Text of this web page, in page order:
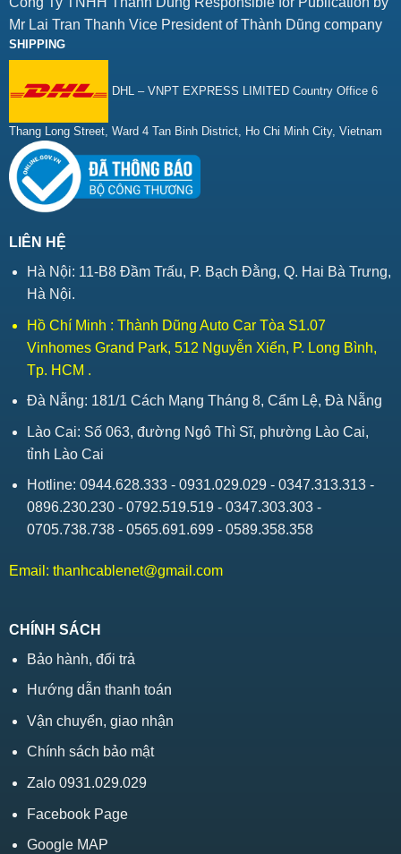
Mr Lai Tran Thanh Vice President of Thành Dũng company
SHIPPING
DHL – VNPT EXPRESS LIMITED Country Office 6
Thang Long Street, Ward 4 Tan Binh District, Ho Chi Minh City, Vietnam
LIÊN HỆ
Hà Nội: 11-B8 Đầm Trấu, P. Bạch Đằng, Q. Hai Bà Trưng,
Hà Nội.
Hồ Chí Minh : Thành Dũng Auto Car Tòa S1.07
Vinhomes Grand Park, 512 Nguyễn Xiển, P. Long Bình,
Tp. HCM .
Đà Nẵng: 181/1 Cách Mạng Tháng 8, Cẩm Lệ, Đà Nẵng
Lào Cai: Số 063, đường Ngô Thì Sĩ, phường Lào Cai,
tỉnh Lào Cai
Hotline: 0944.628.333 - 0931.029.029 - 0347.313.313 -
0896.230.230 - 0792.519.519 - 0347.303.303 -
0705.738.738 - 0565.691.699 - 0589.358.358
Email: thanhcablenet@gmail.com
CHÍNH SÁCH
Bảo hành, đổi trả
Hướng dẫn thanh toán
Vận chuyển, giao nhận
Chính sách bảo mật
Zalo 0931.029.029
Facebook Page
Google MAP